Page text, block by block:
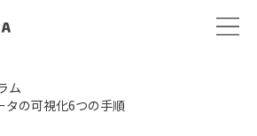
ム
タの可視化6つの手順